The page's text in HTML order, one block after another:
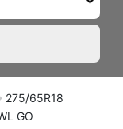
275/65R18
GO